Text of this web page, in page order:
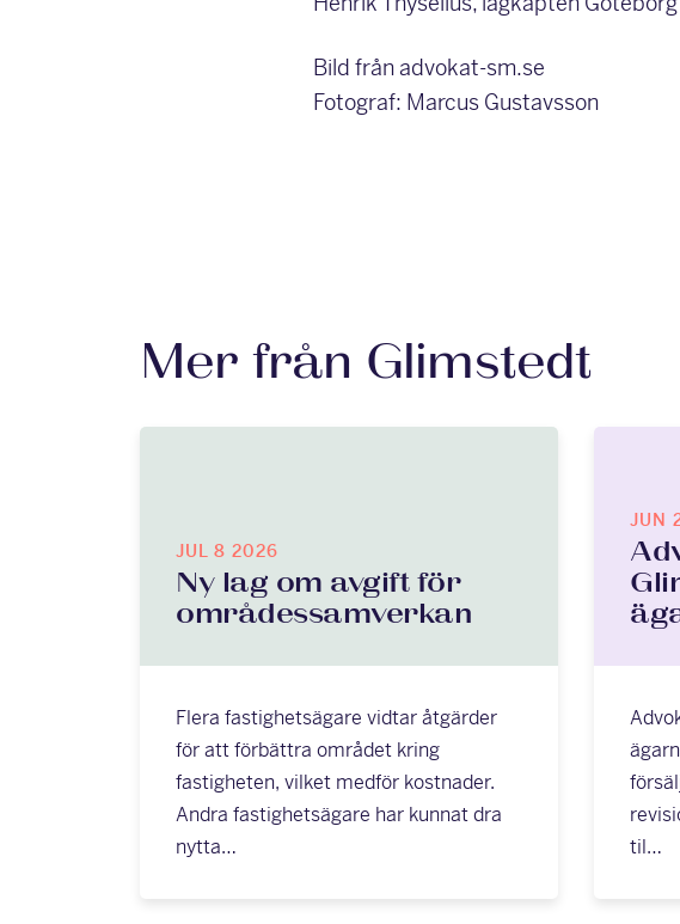
Bild från advokat-sm.se
Fotograf: Marcus Gustavsson
Mer från Glimstedt
JUL 8 2026
Ny lag om avgift för
områdessamverkan
Flera fastighetsägare vidtar åtgärder
för att förbättra området kring
fastigheten, vilket medför kostnader.
Andra fastighetsägare har kunnat dra
nytta…
JUN
til…